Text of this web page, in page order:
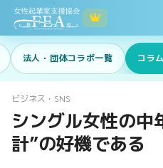
法人・団体コラボ一覧 コラ
ビジネス・SNS
シングル女性の中
計”の好機である